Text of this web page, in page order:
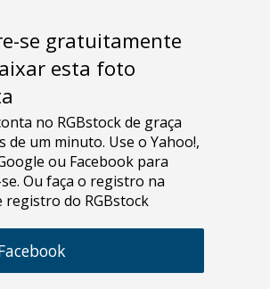
se gratuitamente
esta foto